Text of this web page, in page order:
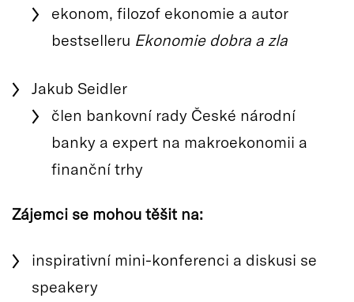
ekonom, filozof ekonomie a autor
bestselleru Ekonomie dobra a zla
Jakub Seidler
člen bankovní rady České národní
banky a expert na makroekonomii a
finanční trhy
Zájemci se mohou těšit na:
inspirativní mini-konferenci a diskusi se
speakery